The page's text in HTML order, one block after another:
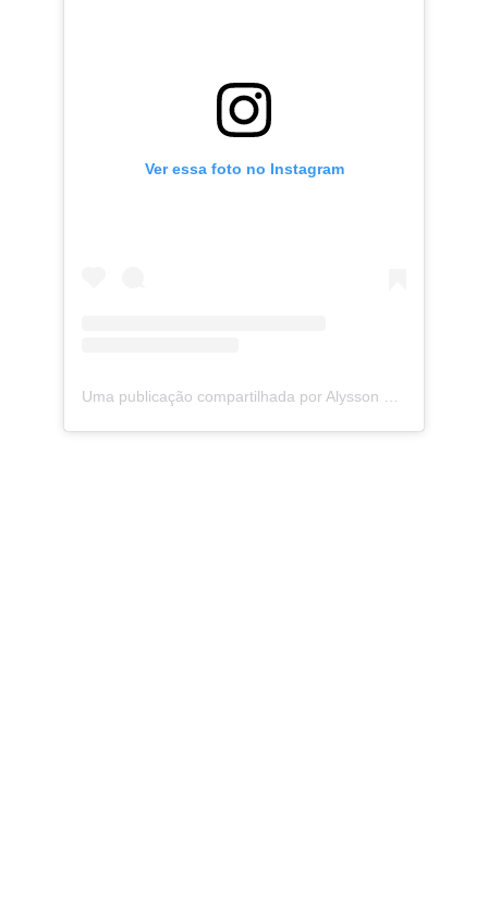
Ver essa foto no Instagram